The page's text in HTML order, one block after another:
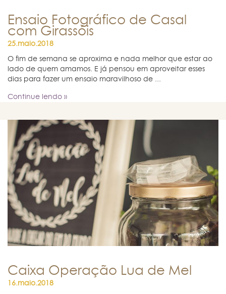
Ensaio Fotográfico de Casal
com Girassóis
25.maio.2018
O fim de semana se aproxima e nada melhor que estar ao
lado de quem amamos. E já pensou em aproveitar esses
dias para fazer um ensaio maravilhoso de ...
Continue lendo »
Caixa Operação Lua de Mel
16.maio.2018